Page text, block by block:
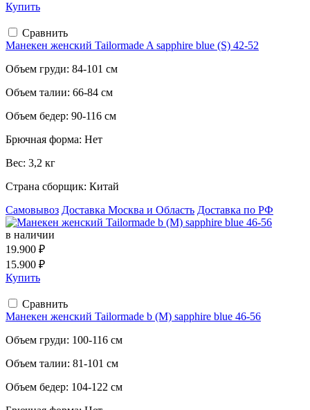
Купить
Сравнить
Манекен женский Tailormade A sapphire blue (S) 42-52
Объем груди: 84-101 см
Объем талии: 66-84 см
Объем бедер: 90-116 см
Брючная форма: Нет
Вес: 3,2 кг
Страна сборщик: Китай
Самовывоз Доставка Москва и Область Доставка по РФ
в наличии
19.900 ₽
15.900 ₽
Купить
Сравнить
Манекен женский Tailormade b (M) sapphire blue 46-56
Объем груди: 100-116 см
Объем талии: 81-101 см
Объем бедер: 104-122 см